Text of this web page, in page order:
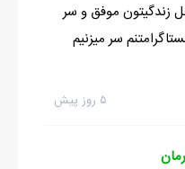
زندگیتون موفق و سر
سر میزنیم
۵ روز پیش